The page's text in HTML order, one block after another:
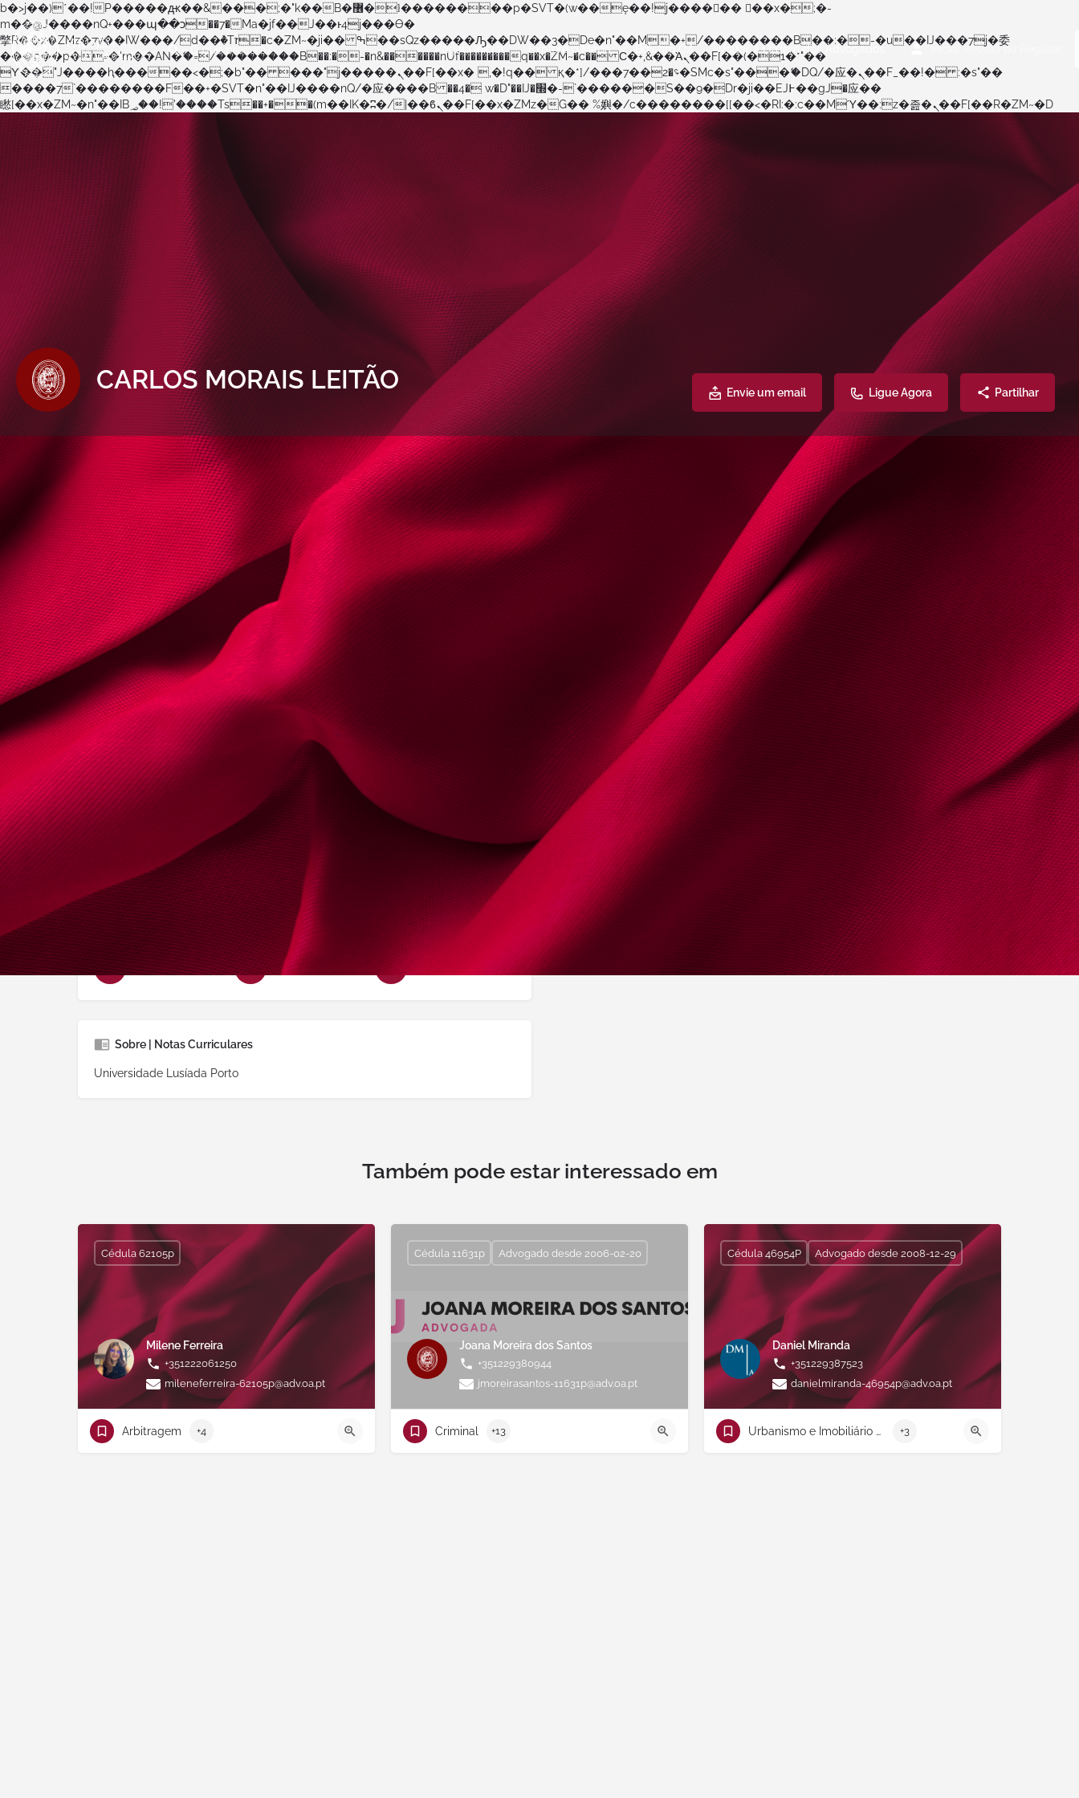
b�>j��)΄��!P�����ԫ��&���;�"k��B�޶�}��������p�SVT�(w��ę��!j������ ��x�;�-
m��@J����nQ+���պ��כ��7�Ma�jf��J��ͱ4j���Ѳ�
撆R��x�ZMz�7v��IW���/d��ٞ�Тז�c�ZM~�ji�� ߒ��sQz�����Ԡ��DW��3�De�n"��M�+/��������B��:�-�u��IJ���7j�委
���9��p�=�'m��AN�ޭ�=/��������B��:�-�n&������nUf���������q��x�ZM~�c�� Ϲ�+,&��Ὰܢ��F[��(�1�*"��
ϒ��"J����ԧ�����<�;�b"�� ���"j�����ܢ��F[��x� ,�!q�� қ�*]/���؝�2��7�SMc�s"���ޭ�DQ/�应�ܢ��F_��!� :�s"��
����7`��������F��+�SVT�n"��IJ����nQ/�应����B ��4� w�D"��IJ�׭�-`������S��9�Dr�ji��EJ߅��gJ�应��
矁[��x�ZM~�n"��IB؃��!'����Тѕ��+��(m��IK�ʭ�/|��ϐܢ��F[��x�ZMz�G�� %嬩�/c��������[[��<�RI:�:c��MΎ��:z�졾�ܢ��F[��R�ZM~�D
Página Inicial Explore o Mapa Boletim OA Voltar à Ordem dos Advogados Iniciar sessão ou
CARLOS MORAIS LEITÃO Envie um email Ligue Agora Partilhar
Informações Documentos & Multimédia
Ligue Agora Envie um email Encontrou um erro? Reporte Partilhe
Sobre | Detalhes
Nome: CARLOS MORAIS LEITÃO
Cédula Profissional nº 10233P
Advogado deste
Conselho Regional
Matosinhos
Idiomas Falados:Português, Inglês
Áreas de Prática
Criminal
Sobre | Notas Curriculares
Universidade Lusíada Porto
0035229387908
Telemóvel0035937777775
Emailcarlosmoraisleitao-10233p@adv.oa.pt
Endereço
Rua Alfredo Cunha, 217, Galeria, 4450-023, Matosinhos
Distrito:
Também pode estar interessado em
Milene Ferreira
+351222061250
mileneferreira-62105p@adv.oa.pt
Cédula 62105p
Arbitragem +4
Joana Moreira dos Santos
+351229380944
jmoreirasantos-11631p@adv.oa.pt
Cédula 11631p Advogado desde 2006-02-20
Criminal +13
Daniel Miranda
+351229387523
danielmiranda-46954p@adv.oa.pt
Cédula 46954P Advogado desde 2008-12-29
Urbanismo e Imobiliário e Construção +3